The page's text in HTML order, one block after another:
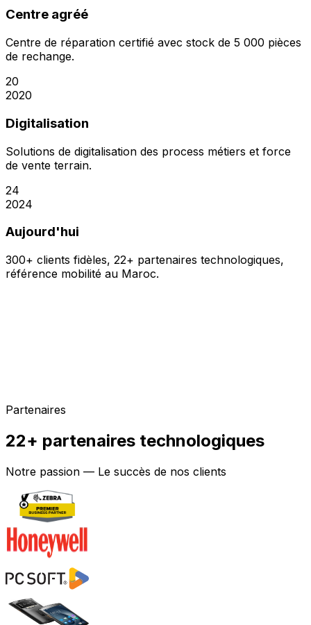
Centre agréé
Centre de réparation certifié avec stock de 5 000 pièces
de rechange.
20
2020
Digitalisation
Solutions de digitalisation des process métiers et force
de vente terrain.
24
2024
Aujourd'hui
300+ clients fidèles, 22+ partenaires technologiques,
référence mobilité au Maroc.
Partenaires
22+ partenaires technologiques
Notre passion — Le succès de nos clients